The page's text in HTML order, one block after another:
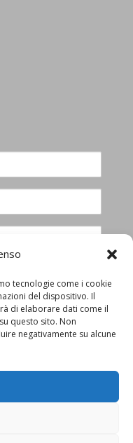
tecnologie come i cookie
del dispositivo. Il
di elaborare dati come il
questo sito. Non
negativamente su alcune